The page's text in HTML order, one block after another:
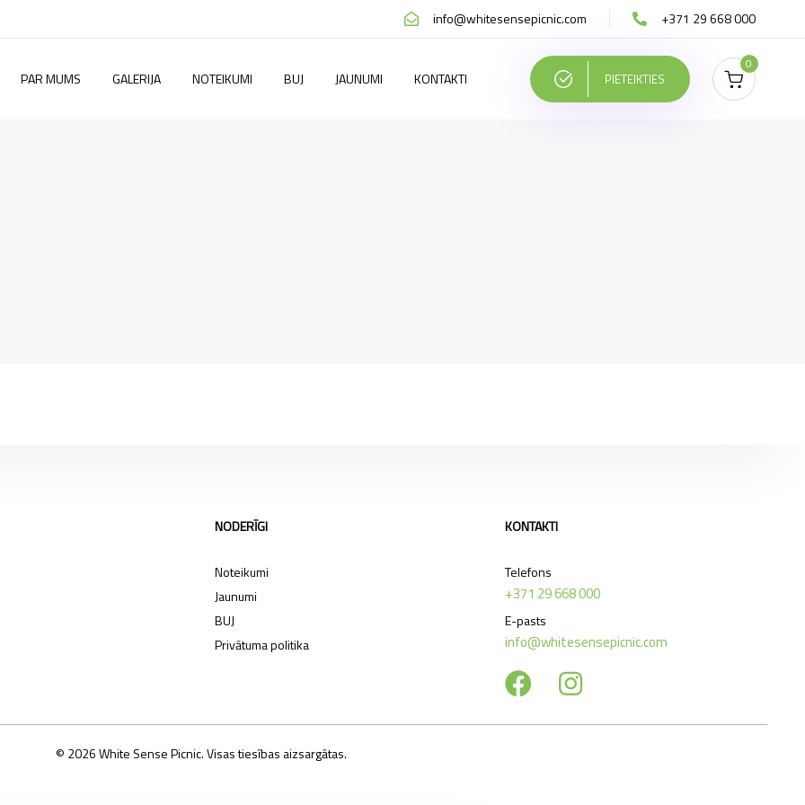
info@whitesensepicnic.com +371 29 668 000
PAR MUMS GALERIJA NOTEIKUMI BUJ JAUNUMI KONTAKTI PIETEIKTIES
0
NODERĪGI
Noteikumi
Jaunumi
BUJ
Privātuma politika
KONTAKTI
Telefons
+371 29 668 000
E-pasts
info@whitesensepicnic.com
© 2026 White Sense Picnic. Visas tiesības aizsargātas.